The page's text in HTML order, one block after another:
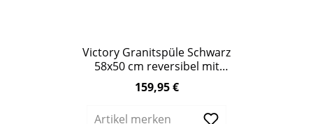
Victory Granitspüle Schwarz
58x50 cm reversibel mit
Abtropffläche
Regulärer Preis:
159,95 €
Artikel merken